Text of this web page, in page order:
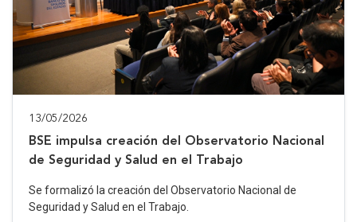
13/05/2026
BSE impulsa creación del Observatorio Nacional
de Seguridad y Salud en el Trabajo
Se formalizó la creación del Observatorio Nacional de
Seguridad y Salud en el Trabajo.